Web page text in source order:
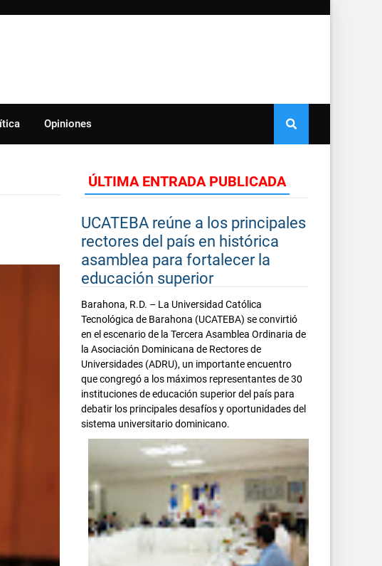
Opiniones
ÚLTIMA ENTRADA PUBLICADA
UCATEBA reúne a los principales
rectores del país en histórica
asamblea para fortalecer la
educación superior
Barahona, R.D. – La Universidad Católica
Tecnológica de Barahona (UCATEBA) se convirtió
en el escenario de la Tercera Asamblea Ordinaria de
la Asociación Dominicana de Rectores de
Universidades (ADRU), un importante encuentro
que congregó a los máximos representantes de 30
instituciones de educación superior del país para
debatir los principales desafíos y oportunidades del
sistema universitario dominicano.